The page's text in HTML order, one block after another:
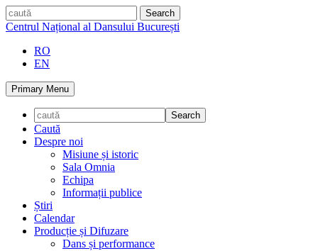
Skip
to
caută
Centrul Național al Dansului București
RO
EN
Primary Menu
Caută
Despre noi
Misiune și istoric
Sala Omnia
Echipa
Informații publice
Știri
Calendar
Producție și Difuzare
Dans și performance